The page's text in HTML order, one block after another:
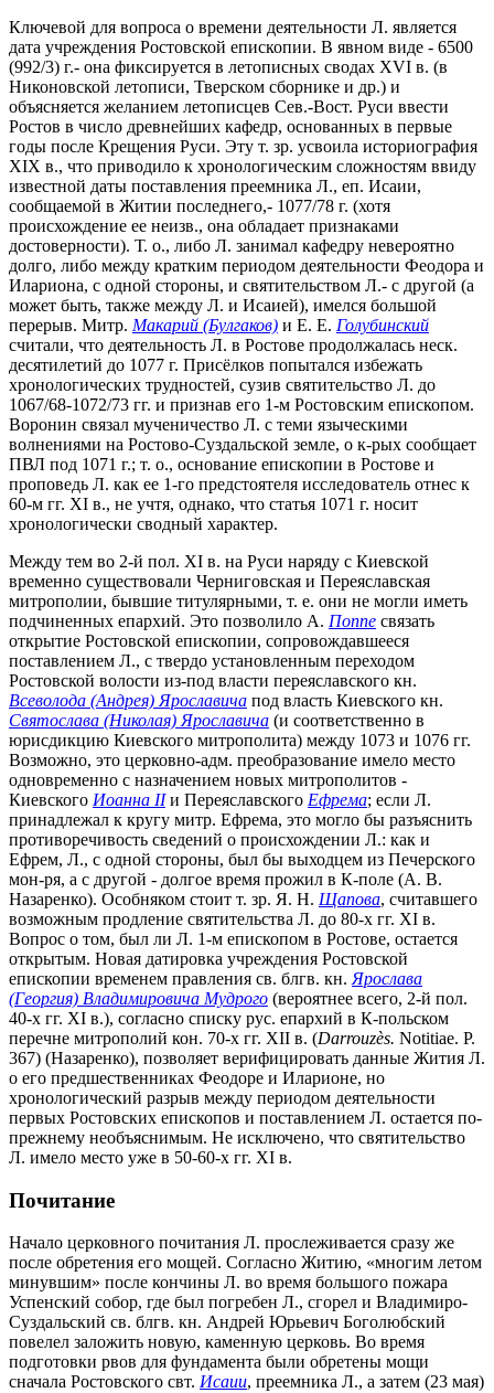
Ключевой для вопроса о времени деятельности Л. является
дата учреждения Ростовской епископии. В явном виде - 6500
(992/3) г.- она фиксируется в летописных сводах XVI в. (в
Никоновской летописи, Тверском сборнике и др.) и
объясняется желанием летописцев Сев.-Вост. Руси ввести
Ростов в число древнейших кафедр, основанных в первые
годы после Крещения Руси. Эту т. зр. усвоила историография
XIX в., что приводило к хронологическим сложностям ввиду
известной даты поставления преемника Л., еп. Исаии,
сообщаемой в Житии последнего,- 1077/78 г. (хотя
происхождение ее неизв., она обладает признаками
достоверности). Т. о., либо Л. занимал кафедру невероятно
долго, либо между кратким периодом деятельности Феодора и
Илариона, с одной стороны, и святительством Л.- с другой (а
может быть, также между Л. и Исаией), имелся большой
перерыв. Митр. Макарий (Булгаков) и Е. Е. Голубинский
считали, что деятельность Л. в Ростове продолжалась неск.
десятилетий до 1077 г. Присёлков попытался избежать
хронологических трудностей, сузив святительство Л. до
1067/68-1072/73 гг. и признав его 1-м Ростовским епископом.
Воронин связал мученичество Л. с теми языческими
волнениями на Ростово-Суздальской земле, о к-рых сообщает
ПВЛ под 1071 г.; т. о., основание епископии в Ростове и
проповедь Л. как ее 1-го предстоятеля исследователь отнес к
60-м гг. XI в., не учтя, однако, что статья 1071 г. носит
хронологически сводный характер.
Между тем во 2-й пол. XI в. на Руси наряду с Киевской
временно существовали Черниговская и Переяславская
митрополии, бывшие титулярными, т. е. они не могли иметь
подчиненных епархий. Это позволило А. Поппе связать
открытие Ростовской епископии, сопровождавшееся
поставлением Л., с твердо установленным переходом
Ростовской волости из-под власти переяславского кн.
Всеволода (Андрея) Ярославича под власть Киевского кн.
Святослава (Николая) Ярославича (и соответственно в
юрисдикцию Киевского митрополита) между 1073 и 1076 гг.
Возможно, это церковно-адм. преобразование имело место
одновременно с назначением новых митрополитов -
Киевского Иоанна IIи Переяславского Ефрема; если Л.
принадлежал к кругу митр. Ефрема, это могло бы разъяснить
противоречивость сведений о происхождении Л.: как и
Ефрем, Л., с одной стороны, был бы выходцем из Печерского
мон-ря, а с другой - долгое время прожил в К-поле (А. В.
Назаренко). Особняком стоит т. зр. Я. Н. Щапова, считавшего
возможным продление святительства Л. до 80-х гг. XI в.
Вопрос о том, был ли Л. 1-м епископом в Ростове, остается
открытым. Новая датировка учреждения Ростовской
епископии временем правления св. блгв. кн. Ярослава
(Георгия) Владимировича Мудрого (вероятнее всего, 2-й пол.
40-х гг. XI в.), согласно списку рус. епархий в К-польском
перечне митрополий кон. 70-х гг. XII в. (Darrouzès. Notitiae. P.
367) (Назаренко), позволяет верифицировать данные Жития Л.
о его предшественниках Феодоре и Иларионе, но
хронологический разрыв между периодом деятельности
первых Ростовских епископов и поставлением Л. остается по-
прежнему необъяснимым. Не исключено, что святительство
Л. имело место уже в 50-60-х гг. XI в.
Почитание
Начало церковного почитания Л. прослеживается сразу же
после обретения его мощей. Согласно Житию, «многим летом
минувшим» после кончины Л. во время большого пожара
Успенский собор, где был погребен Л., сгорел и Владимиро-
Суздальский св. блгв. кн. Андрей Юрьевич Боголюбский
повелел заложить новую, каменную церковь. Во время
подготовки рвов для фундамента были обретены мощи
сначала Ростовского свт. Исаии, преемника Л., а затем (23 мая)